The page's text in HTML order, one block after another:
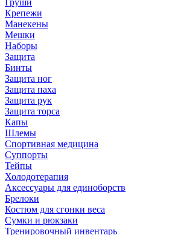
Груши
Крепежи
Манекены
Мешки
Наборы
Защита
Бинты
Защита ног
Защита паха
Защита рук
Защита торса
Капы
Шлемы
Спортивная медицина
Суппорты
Тейпы
Холодотерапия
Аксессуары для единоборств
Брелоки
Костюм для сгонки веса
Сумки и рюкзаки
Тренировочный инвентарь